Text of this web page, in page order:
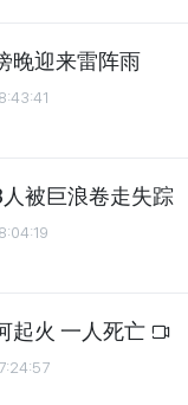
晚迎来雷阵雨
被巨浪卷走失踪
起火 一人死亡